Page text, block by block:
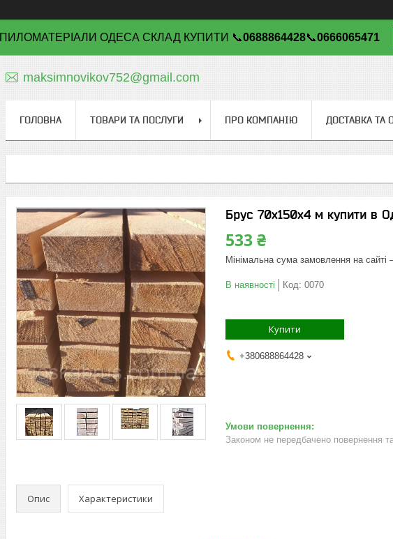
ПИЛОМАТЕРІАЛИ ОДЕСА СКЛАД КУПИТИ 📞0688864428📞0666065471
maksimnovikov752@gmail.com
ГОЛОВНА ТОВАРИ ТА ПОСЛУГИ ПРО КОМПАНІЮ ДОСТАВКА ТА
Брус 70х150х4 м купити в
533 ₴
Мінімальна сума замовлення на
В наявності Код: 0070
Купити
+380688864428
Законом не передбачено повернення
Опис Характеристики